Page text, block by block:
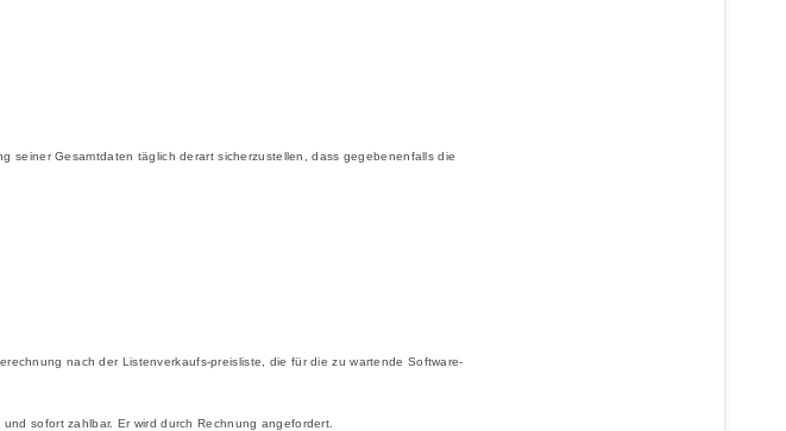
seiner Gesamtdaten täglich derart sicherzustellen, dass gegebenenfalls die
nach der Listenverkaufs-preisliste, die für die zu wartende Software-
sofort zahlbar. Er wird durch Rechnung angefordert.